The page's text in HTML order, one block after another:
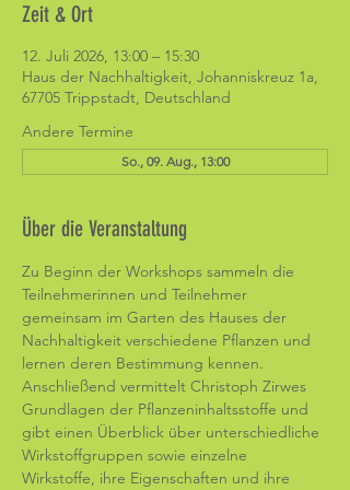
Zeit & Ort
12. Juli 2026, 13:00 – 15:30
Haus der Nachhaltigkeit, Johanniskreuz 1a,
67705 Trippstadt, Deutschland
Andere Termine
So., 09. Aug., 13:00
Über die Veranstaltung
Zu Beginn der Workshops sammeln die
Teilnehmerinnen und Teilnehmer
gemeinsam im Garten des Hauses der
Nachhaltigkeit verschiedene Pflanzen und
lernen deren Bestimmung kennen.
Anschließend vermittelt Christoph Zirwes
Grundlagen der Pflanzeninhaltsstoffe und
gibt einen Überblick über unterschiedliche
Wirkstoffgruppen sowie einzelne
Wirkstoffe, ihre Eigenschaften und ihre